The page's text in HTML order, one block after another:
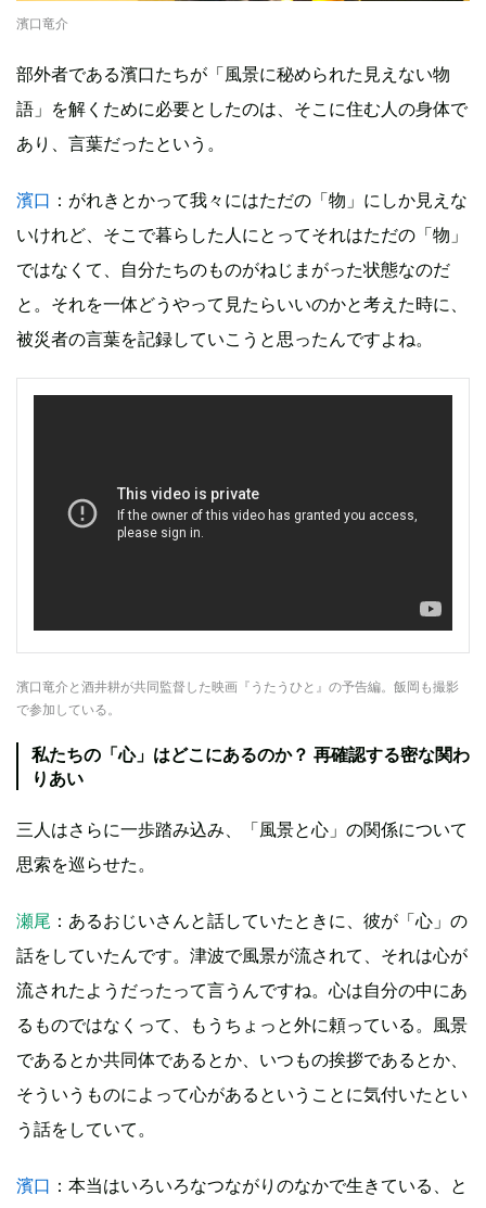
濱口竜介
部外者である濱口たちが「風景に秘められた見えない物
語」を解くために必要としたのは、そこに住む人の身体で
あり、言葉だったという。
濱口 ：がれきとかって我々にはただの「物」にしか見えな
いけれど、そこで暮らした人にとってそれはただの「物」
ではなくて、自分たちのものがねじまがった状態なのだ
と。それを一体どうやって見たらいいのかと考えた時に、
被災者の言葉を記録していこうと思ったんですよね。
濱口竜介と酒井耕が共同監督した映画『うたうひと』の予告編。飯岡も撮影
で参加している。
私たちの「心」はどこにあるのか？ 再確認する密な関わ
りあい
三人はさらに一歩踏み込み、「風景と心」の関係について
思索を巡らせた。
瀬尾 ：あるおじいさんと話していたときに、彼が「心」の
話をしていたんです。津波で風景が流されて、それは心が
流されたようだったって言うんですね。心は自分の中にあ
るものではなくって、もうちょっと外に頼っている。風景
であるとか共同体であるとか、いつもの挨拶であるとか、
そういうものによって心があるということに気付いたとい
う話をしていて。
濱口 ：本当はいろいろなつながりのなかで生きている、と